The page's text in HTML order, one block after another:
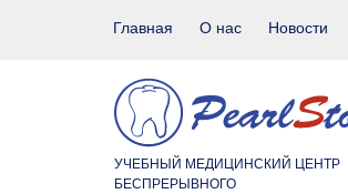
Главная О нас Новости
УЧЕБНЫЙ МЕДИЦИНСКИЙ ЦЕНТР
БЕСПРЕРЫВНОГО